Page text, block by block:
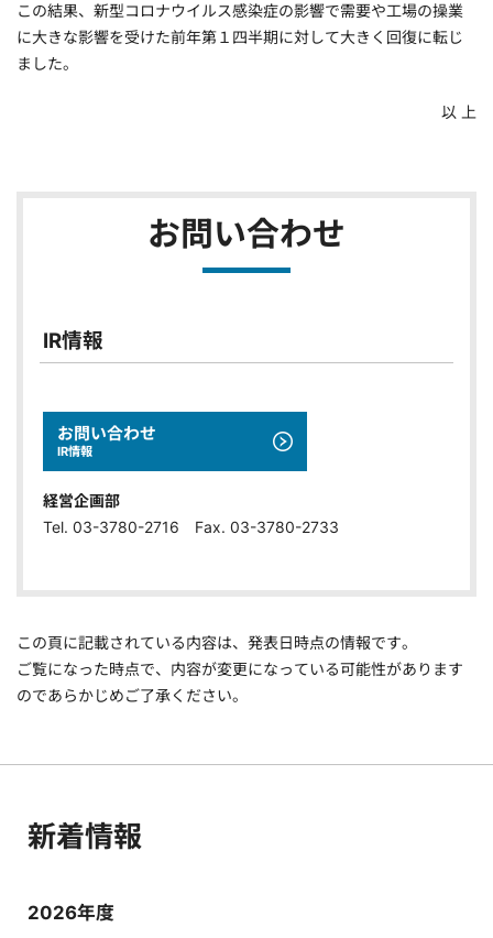
この結果、新型コロナウイルス感染症の影響で需要や工場の操業
に大きな影響を受けた前年第１四半期に対して大きく回復に転じ
ました。
以 上
お問い合わせ
IR情報
お問い合わせ
IR情報
経営企画部
Tel. 03-3780-2716 Fax. 03-3780-2733
この頁に記載されている内容は、発表日時点の情報です。
ご覧になった時点で、内容が変更になっている可能性があります
のであらかじめご了承ください。
新着情報
2026年度